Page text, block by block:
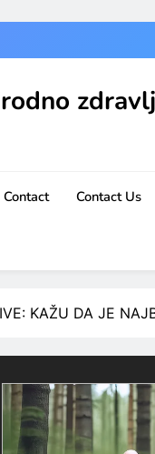
Contact Contact Us
KAŽU DA JE